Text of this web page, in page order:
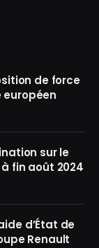
de force
sur le
fin août 2024
d’État de
Renault